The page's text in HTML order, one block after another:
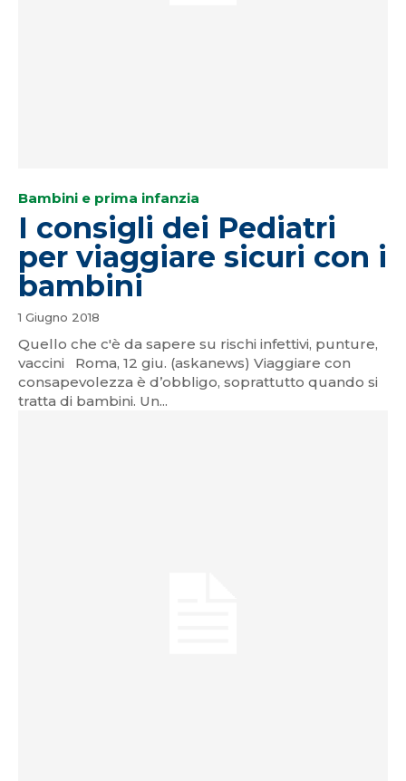
Bambini e prima infanzia
I consigli dei Pediatri
per viaggiare sicuri con i
bambini
1 Giugno 2018
Quello che c'è da sapere su rischi infettivi, punture,
vaccini Roma, 12 giu. (askanews) Viaggiare con
consapevolezza è d’obbligo, soprattutto quando si
tratta di bambini. Un...